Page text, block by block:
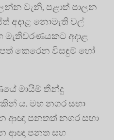
වැනි, පළාත් පාලන
අදාළ නොමැති වල්
මැතිවරණයකට අදාළ
කෙරෙන විසඳුම් හෝ
මායිම් තීන්දු
ය. මහ නගර සභා
ආඥා පනතත් නගර සභා
ආඥා පනත සහ